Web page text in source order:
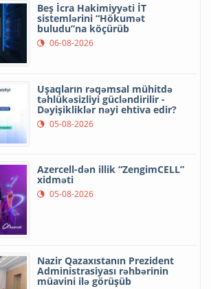
Beş İcra Hakimiyyəti İT
sistemlərini “Hökumət
buludu”na köçürüb
06-08-2026
Uşaqların rəqəmsal mühitdə
təhlükəsizliyi gücləndirilir -
Dəyişikliklər nəyi ehtiva edir?
05-08-2026
Azercell-dən illik “ZengimCELL”
xidməti
05-08-2026
Nazir Qazaxıstanın Prezident
Administrasiyası rəhbərinin
müavini ilə görüşüb